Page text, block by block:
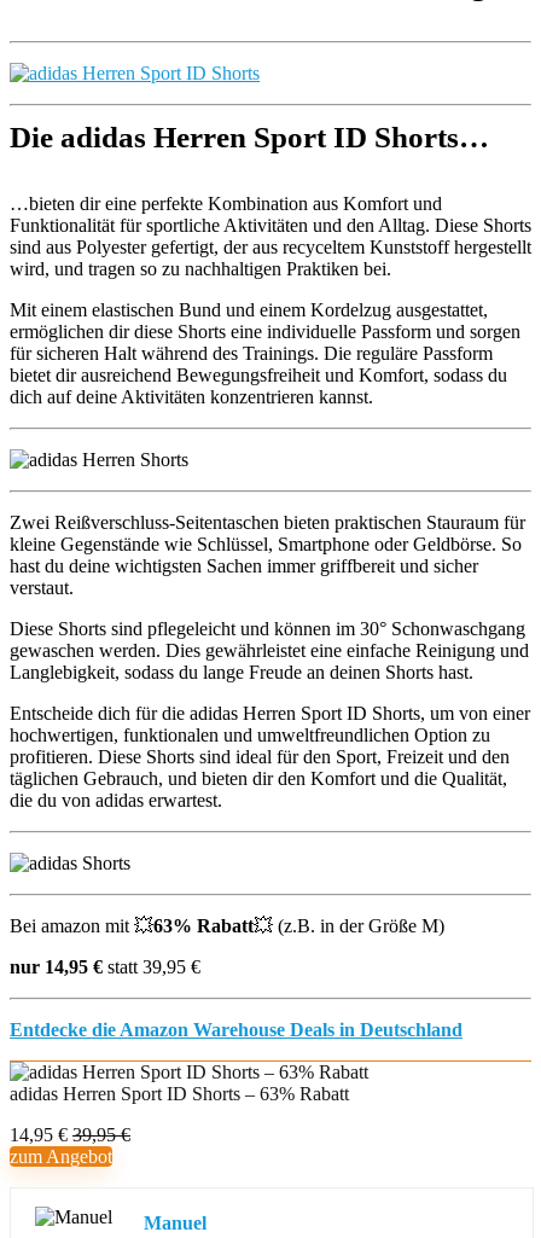
Die adidas Herren Sport ID Shorts…
…bieten dir eine perfekte Kombination aus Komfort und
Funktionalität für sportliche Aktivitäten und den Alltag. Diese Shorts
sind aus Polyester gefertigt, der aus recyceltem Kunststoff hergestellt
wird, und tragen so zu nachhaltigen Praktiken bei.
Mit einem elastischen Bund und einem Kordelzug ausgestattet,
ermöglichen dir diese Shorts eine individuelle Passform und sorgen
für sicheren Halt während des Trainings. Die reguläre Passform
bietet dir ausreichend Bewegungsfreiheit und Komfort, sodass du
dich auf deine Aktivitäten konzentrieren kannst.
Zwei Reißverschluss-Seitentaschen bieten praktischen Stauraum für
kleine Gegenstände wie Schlüssel, Smartphone oder Geldbörse. So
hast du deine wichtigsten Sachen immer griffbereit und sicher
verstaut.
Diese Shorts sind pflegeleicht und können im 30° Schonwaschgang
gewaschen werden. Dies gewährleistet eine einfache Reinigung und
Langlebigkeit, sodass du lange Freude an deinen Shorts hast.
Entscheide dich für die adidas Herren Sport ID Shorts, um von einer
hochwertigen, funktionalen und umweltfreundlichen Option zu
profitieren. Diese Shorts sind ideal für den Sport, Freizeit und den
täglichen Gebrauch, und bieten dir den Komfort und die Qualität,
die du von adidas erwartest.
Bei amazon mit 💥63% Rabatt💥 (z.B. in der Größe M)
nur 14,95 € statt 39,95 €
Entdecke die Amazon Warehouse Deals in Deutschland
adidas Herren Sport ID Shorts – 63% Rabatt
14,95 € 39,95 €
zum Angebot
Manuel